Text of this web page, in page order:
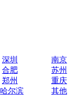
深圳
南京
合肥
苏州
郑州
重庆
哈尔滨
其他